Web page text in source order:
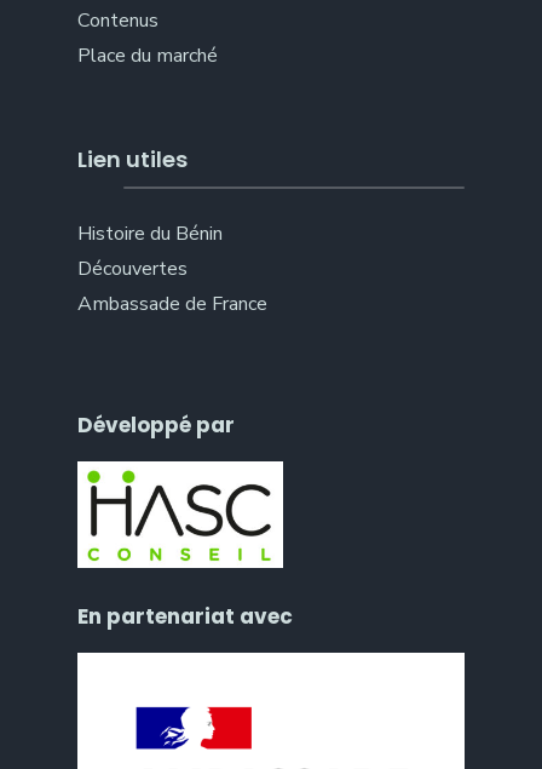
Contenus
Place du marché
Lien utiles
Histoire du Bénin
Découvertes
Ambassade de France
Développé par
En partenariat avec